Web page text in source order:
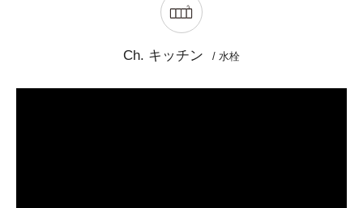
Ch. キッチン / 水栓